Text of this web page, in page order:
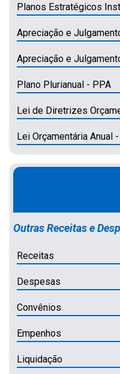
Planos Estratégicos
Apreciação e
Apreciação e
Plano Plurianual - PPA
Lei de Diretrizes
Lei Orçamentária Anual
Outras Receitas e
Receitas
Despesas
Convênios
Empenhos
Liquidação